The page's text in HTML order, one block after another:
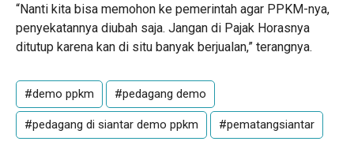
“Nanti kita bisa memohon ke pemerintah agar PPKM-nya,
penyekatannya diubah saja. Jangan di Pajak Horasnya
ditutup karena kan di situ banyak berjualan,” terangnya.
#demo ppkm #pedagang demo
#pedagang di siantar demo ppkm #pematangsiantar